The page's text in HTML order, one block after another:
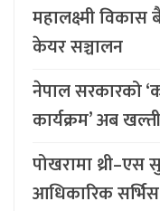
महालक्ष्मी विकास
केयर सञ्चालन
नेपाल सरकारको
कार्यक्रम’ अब
पोखरामा थ्री–एस
आधिकारिक